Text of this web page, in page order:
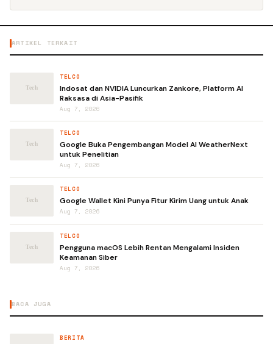
ARTIKEL TERKAIT
TELCO
Indosat dan NVIDIA Luncurkan Zankore, Platform AI
Raksasa di Asia-Pasifik
Aug 7, 2026
TELCO
Google Buka Pengembangan Model AI WeatherNext
untuk Penelitian
Aug 7, 2026
TELCO
Google Wallet Kini Punya Fitur Kirim Uang untuk Anak
Aug 7, 2026
TELCO
Pengguna macOS Lebih Rentan Mengalami Insiden
Keamanan Siber
Aug 7, 2026
BACA JUGA
BERITA